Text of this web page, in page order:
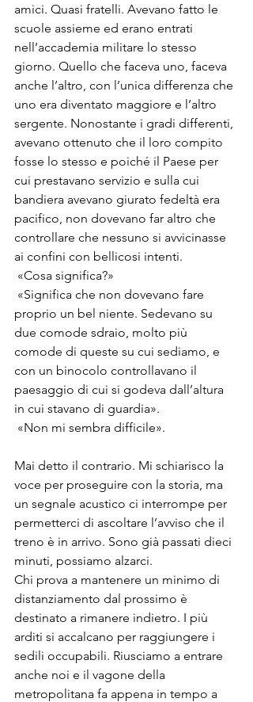
amici. Quasi fratelli. Avevano fatto le
scuole assieme ed erano entrati
nell’accademia militare lo stesso
giorno. Quello che faceva uno, faceva
anche l’altro, con l’unica differenza che
uno era diventato maggiore e l’altro
sergente. Nonostante i gradi differenti,
avevano ottenuto che il loro compito
fosse lo stesso e poiché il Paese per
cui prestavano servizio e sulla cui
bandiera avevano giurato fedeltà era
pacifico, non dovevano far altro che
controllare che nessuno si avvicinasse
ai confini con bellicosi intenti.
«Cosa significa?»
proprio un bel niente. Sedevano su
due comode sdraio, molto più
comode di queste su cui sediamo, e
con un binocolo controllavano il
paesaggio di cui si godeva dall’altura
in cui stavano di guardia».
«Non mi sembra difficile».
Mai detto il contrario. Mi schiarisco la
voce per proseguire con la storia, ma
un segnale acustico ci interrompe per
permetterci di ascoltare l’avviso che il
treno è in arrivo. Sono già passati dieci
minuti, possiamo alzarci.
Chi prova a mantenere un minimo di
distanziamento dal prossimo è
destinato a rimanere indietro. I più
arditi si accalcano per raggiungere i
sedili occupabili. Riusciamo a entrare
anche noi e il vagone della
metropolitana fa appena in tempo a